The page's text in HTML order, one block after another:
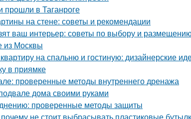
прошли в Таганроге
на стене: советы и рекомендации
ваш интерьер: советы по выбору и
из Москвы
на спальню и гостиную: дизайнерские
в приямке
проверенные методы внутреннего дренажа
дома своими руками
проверенные методы защиты